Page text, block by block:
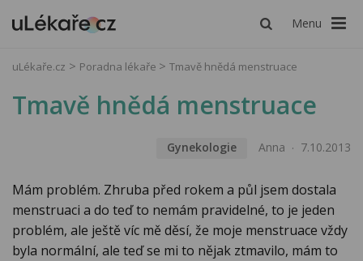
Menu
uLékaře.cz Poradna lékaře Tmavě hnědá menstruace
Tmavě hnědá menstruace
Gynekologie Anna 7.10.2013
Mám problém. Zhruba před rokem a půl jsem dostala
menstruaci a do teď to nemám pravidelné, to je jeden
problém, ale ještě víc mě děsí, že moje menstruace vždy
byla normální, ale teď se mi to nějak ztmavilo, mám to